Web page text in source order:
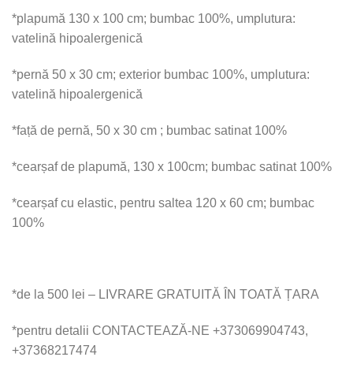
*plapumă 130 x 100 cm; bumbac 100%, umplutura:
vatelină hipoalergenică
*pernă 50 x 30 cm; exterior bumbac 100%, umplutura:
vatelină hipoalergenică
*față de pernă, 50 x 30 cm ; bumbac satinat 100%
*cearșaf de plapumă, 130 x 100cm; bumbac satinat 100%
*cearșaf cu elastic, pentru saltea 120 x 60 cm; bumbac
100%
*de la 500 lei – LIVRARE GRATUITĂ ÎN TOATĂ ȚARA
*pentru detalii CONTACTEAZĂ-NE +373069904743,
+37368217474